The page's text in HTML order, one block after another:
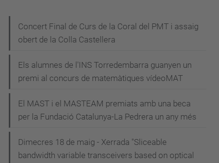
g
c
Concert Final de Curs de la Coral del PMT i assaig
obert de la Colla Castellera
Els alumnes de l'INS Torredembarra guanyen un
premi al concurs de matemàtiques vídeoMAT
El MAST i el MASTEAM premiats amb una beca
per la Fundació Catalunya-La Pedrera un any més
Dimecres 18 de maig - Xerrada "Sliceable
bandwidth variable transceivers based on optical